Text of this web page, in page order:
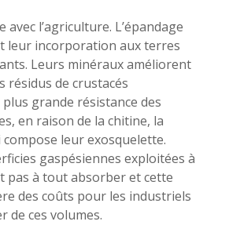
l’agriculture. L’épandage
leur incorporation aux terres
Leurs minéraux améliorent
résidus de crustacés
grande résistance des
en raison de la chitine, la
leur exosquelette.
gaspésiennes exploitées à
pas à tout absorber et cette
des coûts pour les industriels
de ces volumes.